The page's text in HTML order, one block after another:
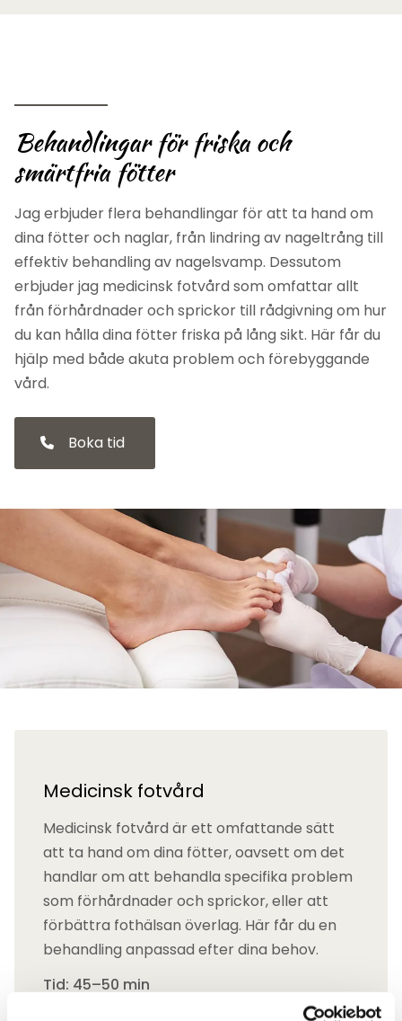
Behandlingar för friska och
smärtfria fötter
Jag erbjuder flera behandlingar för att ta hand om
dina fötter och naglar, från lindring av nageltrång till
effektiv behandling av nagelsvamp. Dessutom
erbjuder jag medicinsk fotvård som omfattar allt
från förhårdnader och sprickor till rådgivning om hur
du kan hålla dina fötter friska på lång sikt. Här får du
hjälp med både akuta problem och förebyggande
vård.
Boka tid
Medicinsk fotvård
Medicinsk fotvård är ett omfattande sätt
att ta hand om dina fötter, oavsett om det
handlar om att behandla specifika problem
som förhårdnader och sprickor, eller att
förbättra fothälsan överlag. Här får du en
behandling anpassad efter dina behov.
Tid: 45–50 min